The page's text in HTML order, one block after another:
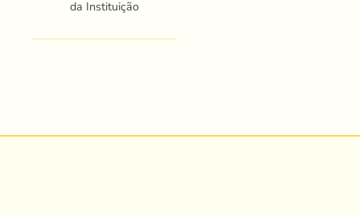
da Instituição